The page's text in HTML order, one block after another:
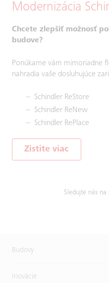
Modernizácia
Chcete zlepšiť možnosť
budove?
Ponúkame vám mimoriadne
nahradia vaše dosluhujúce
Schindler ReStore
Schindler ReNew
Schindler RePlace
Zistite viac
Sledujte nás na
Budovy
Inovácie